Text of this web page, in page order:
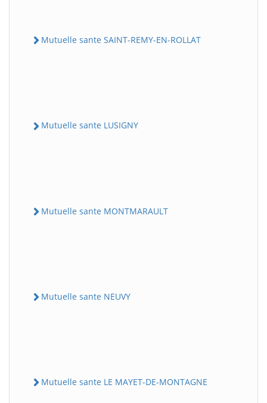
Mutuelle sante SAINT-REMY-EN-ROLLAT
Mutuelle sante LUSIGNY
Mutuelle sante MONTMARAULT
Mutuelle sante NEUVY
Mutuelle sante LE MAYET-DE-MONTAGNE